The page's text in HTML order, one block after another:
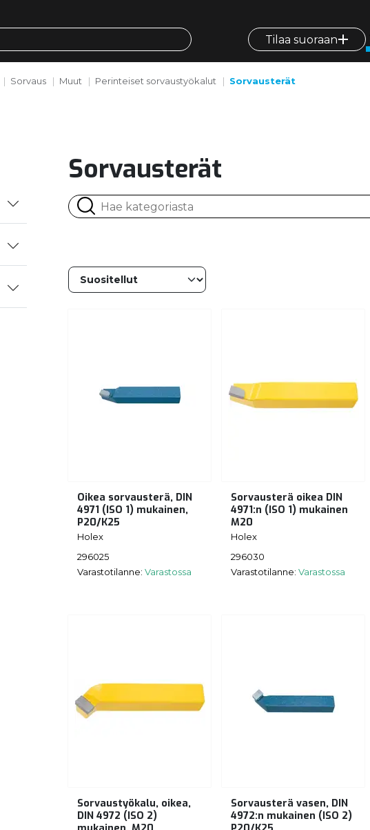
Tilaa suoraan
Sorvaus Muut Perinteiset sorvaustyökalut Sorvausterät
Sorvausterät
Oikea sorvausterä, DIN
4971 (ISO 1) mukainen,
P20/K25
Holex
296025
Varastotilanne: Varastossa
Sorvausterä oikea DIN
4971:n (ISO 1) mukainen
M20
Holex
296030
Varastotilanne: Varastossa
Sorvaustyökalu, oikea,
DIN 4972 (ISO 2)
Sorvausterä vasen, DIN
4972:n mukainen (ISO 2)